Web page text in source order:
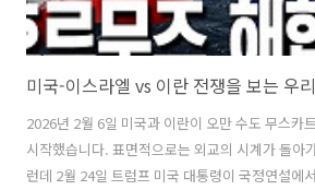
미국-이스라엘 vs 이란 전쟁을 보는 우
2026년 2월 6일 미국과 이란이 오만 수도 무스카
시작했습니다. 표면적으로는 외교의 시계가 돌아
런데 2월 24일 트럼프 미국 대통령이 국정연설에